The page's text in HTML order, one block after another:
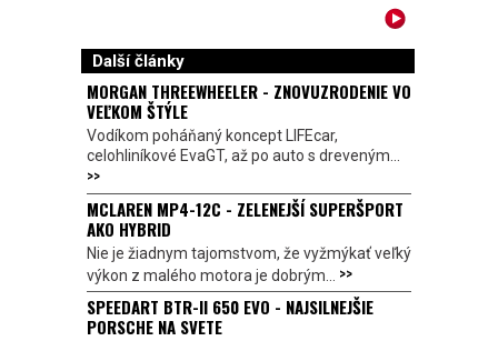
Další články
MORGAN THREEWHEELER - ZNOVUZRODENIE VO
VEĽKOM ŠTÝLE
Vodíkom poháňaný koncept LIFEcar,
celohliníkové EvaGT, až po auto s dreveným...
>>
MCLAREN MP4-12C - ZELENEJŠÍ SUPERŠPORT
AKO HYBRID
Nie je žiadnym tajomstvom, že vyžmýkať veľký
výkon z malého motora je dobrým... >>
SPEEDART BTR-II 650 EVO - NAJSILNEJŠIE
PORSCHE NA SVETE